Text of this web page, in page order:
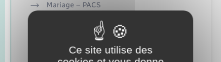
Seniors Mariage – PACS
Parrainage civil
Recensement
Ce site utilise des